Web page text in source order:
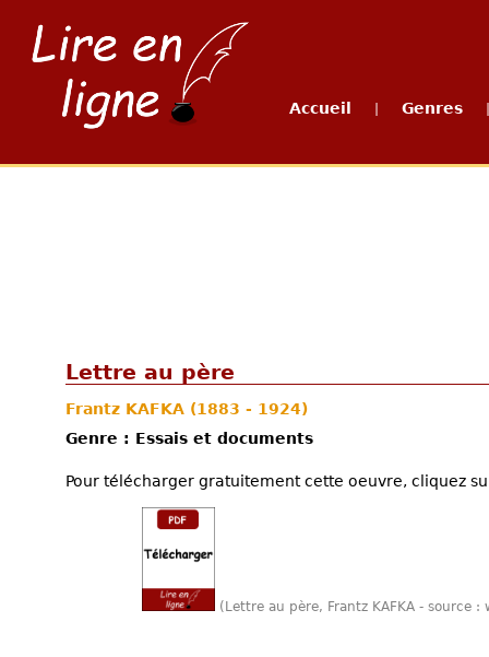
Accueil Genres
Lettre au père
Frantz KAFKA (1883 - 1924)
Genre : Essais et documents
Pour télécharger gratuitement cette oeuvre, cliquez
(Lettre au père, Frantz KAFKA - source